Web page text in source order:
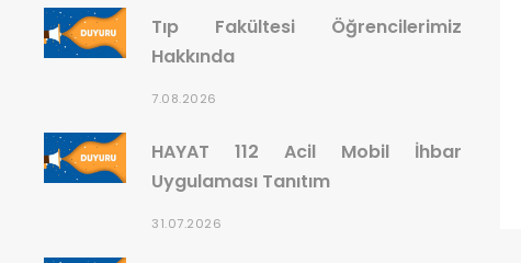
Tıp Fakültesi Öğrencilerimiz
Hakkında
7.08.2026
HAYAT 112 Acil Mobil İhbar
Uygulaması Tanıtım
31.07.2026